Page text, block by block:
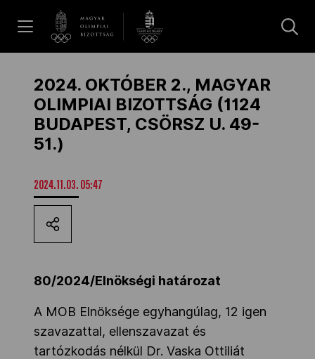
Hírek
Galéria
Dakar 2026
Los Angeles 2028
MOB
Kettőskarrier-program
2024. OKTÓBER 2., MAGYAR
OLIMPIAI BIZOTTSÁG (1124
BUDAPEST, CSÖRSZ U. 49-
51.)
2024.11.03. 05:47
80/2024/Elnökségi határozat
A MOB Elnöksége egyhangúlag, 12 igen
szavazattal, ellenszavazat és
tartózkodás nélkül Dr. Vaska Ottiliát